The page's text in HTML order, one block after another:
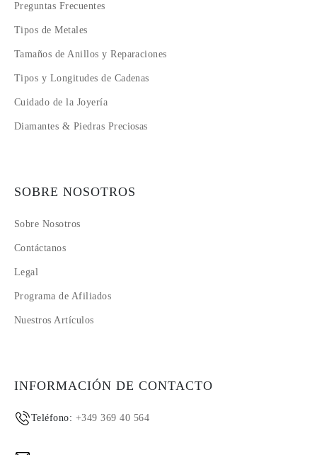
Preguntas Frecuentes
Tipos de Metales
Tamaños de Anillos y Reparaciones
Tipos y Longitudes de Cadenas
Cuidado de la Joyería
Diamantes & Piedras Preciosas
SOBRE NOSOTROS
Sobre Nosotros
Contáctanos
Legal
Programa de Afiliados
Nuestros Artículos
INFORMACIÓN DE CONTACTO
Teléfono: +349 369 40 564